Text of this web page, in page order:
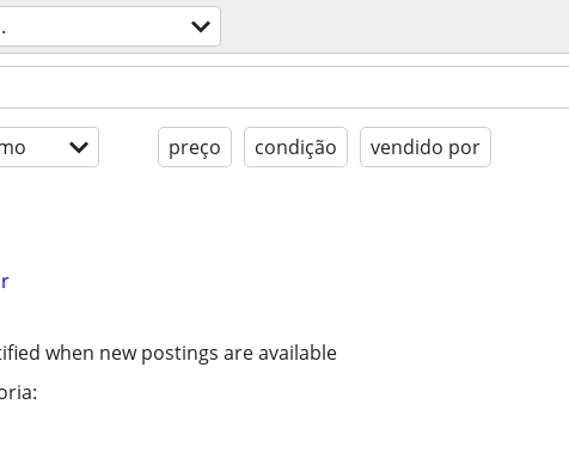
preço condição vendido por
when new postings are available